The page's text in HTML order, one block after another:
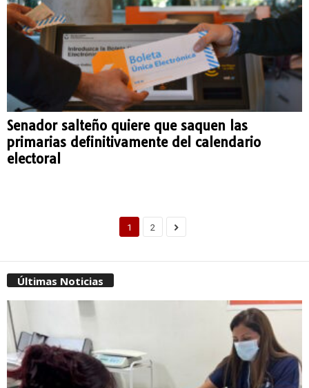
Senador salteño quiere que saquen las
primarias definitivamente del calendario
electoral
1 2
Últimas Noticias